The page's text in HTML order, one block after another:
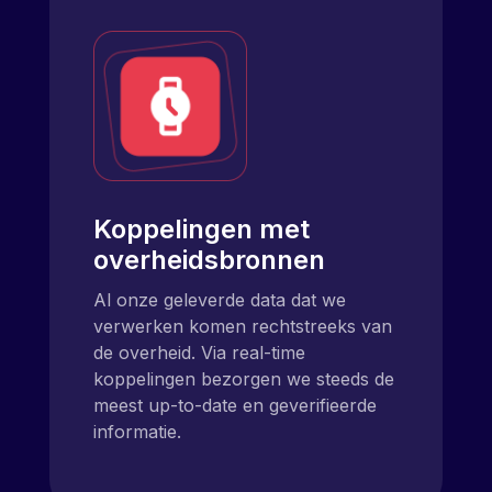
Koppelingen met
overheidsbronnen
Al onze geleverde data dat we
verwerken komen rechtstreeks van
de overheid. Via real-time
koppelingen bezorgen we steeds de
meest up-to-date en geverifieerde
informatie.